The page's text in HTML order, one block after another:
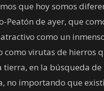
que hoy somos
Peatón de ayer, que
como un
como virutas de hierros
en la búsqueda
no importando que